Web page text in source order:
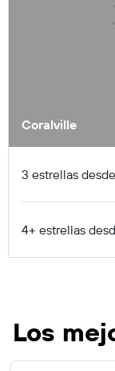
Coralville
3 estrellas desde
4+ estrellas
Los